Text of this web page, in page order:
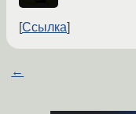
Ссылка
←